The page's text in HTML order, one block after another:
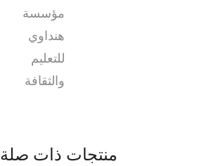
مؤسسة
هنداوي
للتعليم
والثقافة
منتجات ذات صلة